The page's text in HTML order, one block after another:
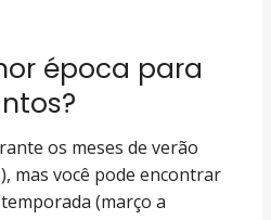
época para
os meses de verão
mas você pode encontrar
(março a